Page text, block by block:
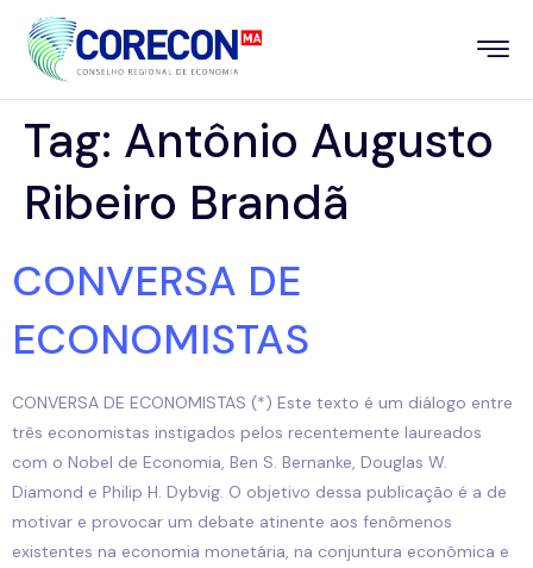
Tag: Antônio Augusto
Ribeiro Brandã
CONVERSA DE
ECONOMISTAS
CONVERSA DE ECONOMISTAS (*) Este texto é um diálogo entre
três economistas instigados pelos recentemente laureados
com o Nobel de Economia, Ben S. Bernanke, Douglas W.
Diamond e Philip H. Dybvig. O objetivo dessa publicação é a de
motivar e provocar um debate atinente aos fenômenos
existentes na economia monetária, na conjuntura econômica e